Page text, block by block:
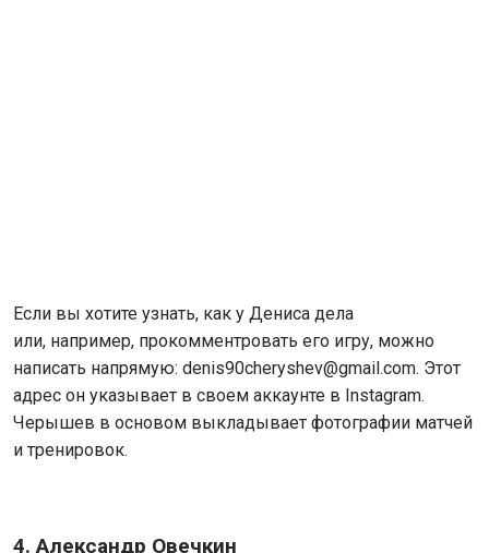
Если вы хотите узнать, как у Дениса дела
или, например, прокомментровать его игру, можно
написать напрямую: denis90cheryshev@gmail.com. Этот
адрес он указывает в своем аккаунте в Instagram.
Черышев в основом выкладывает фотографии матчей
и тренировок.
4. Александр Овечкин